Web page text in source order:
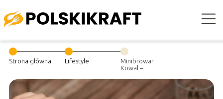
Strona główna Lifestyle
Minibrowar
Kowal –
powinieneś
wiedzieć